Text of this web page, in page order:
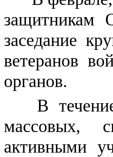
защитникам
заседание
ветеранов
органов.
В
массовых,
активными